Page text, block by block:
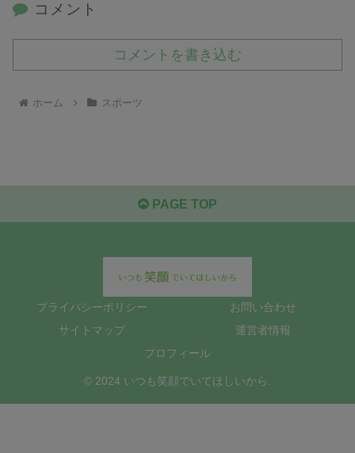
コメント
コメントを書き込む
ホーム スポーツ
PAGE TOP
プライバシーポリシー
お問い合わせ
サイトマップ
運営者情報
プロフィール
© 2024 いつも笑顔でいてほしいから.